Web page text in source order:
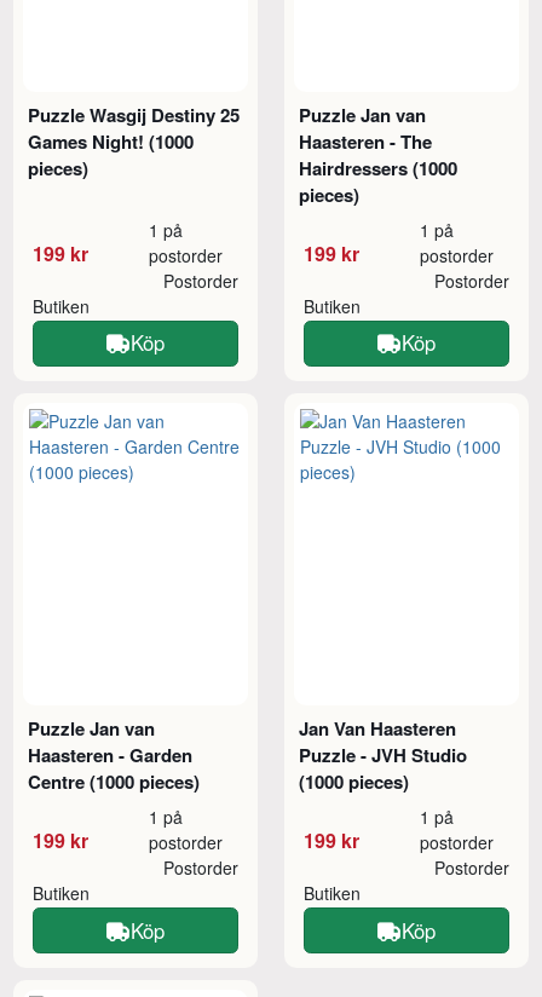
Puzzle Wasgij Destiny 25
Games Night! (1000
pieces)
199 kr
1 på
postorder
Butiken
Postorder
Köp
Puzzle Jan van
Haasteren - The
Hairdressers (1000
pieces)
199 kr
1 på
postorder
Butiken
Postorder
Köp
Puzzle Jan van
Haasteren - Garden
Centre (1000 pieces)
199 kr
1 på
postorder
Butiken
Postorder
Köp
Jan Van Haasteren
Puzzle - JVH Studio
(1000 pieces)
199 kr
1 på
postorder
Butiken
Postorder
Köp